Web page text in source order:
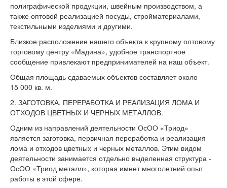
полиграфической продукции, швейным производством, а
также оптовой реализацией посуды, стройматериалами,
текстильными изделиями и другими.
Близкое расположение нашего объекта к крупному оптовому
торговому центру «Мадина», удобное транспортное
сообщение привлекают предпринимателей на наш объект.
Общая площадь сдаваемых объектов составляет около
15 000 кв. м.
2. ЗАГОТОВКА. ПЕРЕРАБОТКА И РЕАЛИЗАЦИЯ ЛОМА И
ОТХОДОВ ЦВЕТНЫХ И ЧЕРНЫХ МЕТАЛЛОВ.
Одним из направлений деятельности ОсОО «Триод»
является заготовка, первичная переработка и реализация
лома и отходов цветных и черных металлов. Этим видом
деятельности занимается отдельно выделенная структура -
ОсОО «Триод металл», которая имеет многолетний опыт
работы в этой сфере.